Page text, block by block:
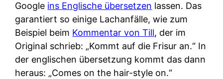
Google ins Englische übersetzen lassen. Das
garantiert so einige Lachanfälle, wie zum
Beispiel beim Kommentar von Till, der im
Original schrieb: „Kommt auf die Frisur an.“ In
der englischen übersetzung kommt das dann
heraus: „Comes on the hair-style on.“